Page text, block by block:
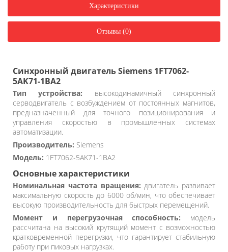
Характеристики
Отзывы (0)
Синхронный двигатель Siemens 1FT7062-
5AK71-1BA2
Тип устройства: высокодинамичный синхронный
серводвигатель с возбуждением от постоянных магнитов,
предназначенный для точного позиционирования и
управления скоростью в промышленных системах
автоматизации.
Производитель: Siemens
Модель: 1FT7062-5AK71-1BA2
Основные характеристики
Номинальная частота вращения: двигатель развивает
максимальную скорость до 6000 об/мин, что обеспечивает
высокую производительность для быстрых перемещений.
Момент и перегрузочная способность: модель
рассчитана на высокий крутящий момент с возможностью
кратковременной перегрузки, что гарантирует стабильную
работу при пиковых нагрузках.